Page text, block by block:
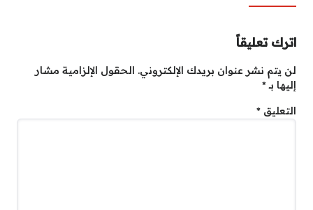
اترك تعليقاً
لن يتم نشر عنوان بريدك الإلكتروني. الحقول الإلزامية مشار
إليها بـ*
التعليق *